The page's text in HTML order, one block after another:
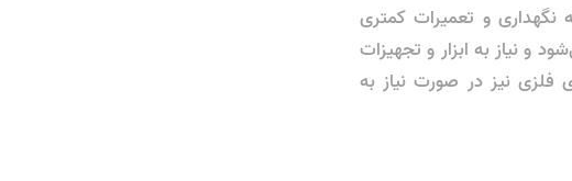
نگهداری و تعمیرات کمتری
و نیاز به ابزار و تجهیزات
فلزی نیز در صورت نیاز به